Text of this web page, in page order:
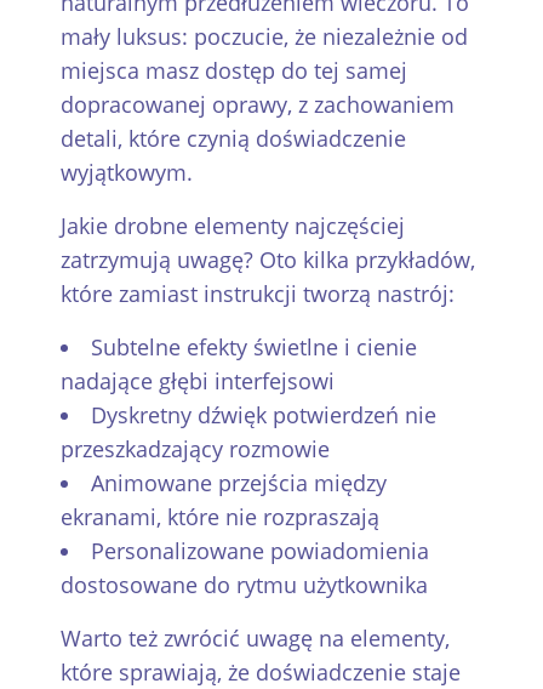
mały luksus: poczucie, że niezależnie od
miejsca masz dostęp do tej samej
dopracowanej oprawy, z zachowaniem
detali, które czynią doświadczenie
wyjątkowym.
Jakie drobne elementy najczęściej
zatrzymują uwagę? Oto kilka przykładów,
które zamiast instrukcji tworzą nastrój:
Subtelne efekty świetlne i cienie
nadające głębi interfejsowi
Dyskretny dźwięk potwierdzeń nie
przeszkadzający rozmowie
Animowane przejścia między
ekranami, które nie rozpraszają
Personalizowane powiadomienia
dostosowane do rytmu użytkownika
Warto też zwrócić uwagę na elementy,
które sprawiają, że doświadczenie staje